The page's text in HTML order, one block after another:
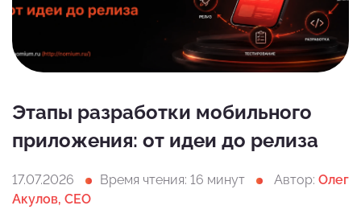
Этапы разработки мобильного
приложения: от идеи до релиза
17.07.2026 Время чтения: 16 минут Автор: Олег
Акулов, CEO